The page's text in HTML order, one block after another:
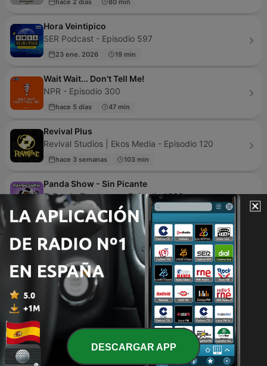
Hora Veintipico
SER Podcast - Episodio 597
23 ene. 2026 19 min
Wait Wait... Don't Tell Me!
NPR - Episodio 300
hace 5 días 47 min
Revival Plus
Revival Studios | Ekos Media - Episodio 120
hace 3 semanas 103 min
Panda Show - Sin Picante
El Panda Zambrano - Episodio 1668
hace 20 horas 104 min
Tres Patines y La Tremenda Corte Show
ramy diaz - Episodio 716
14 dic. 2023
Hasta luego Mari Carmen
Plaza Podcast - Episodio 72
Kncelados
Kncelados - Episodio 136
DESCARGAR APP